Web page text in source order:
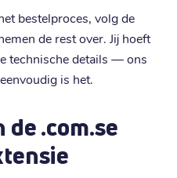
bestelproces, volg de
de rest over. Jij hoeft
technische details — ons
is het.
.com.se